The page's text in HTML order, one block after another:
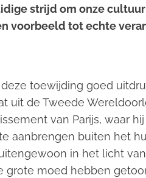
strijd om onze
voorbeeld tot echte
toewijding goed
uit de Tweede
van Parijs, waar
aanbrengen buiten het
in het licht
grote moed hebben